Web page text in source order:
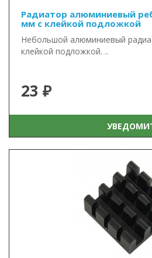
Радиатор алюминиевый
мм с клейкой подложкой
Небольшой алюминиевый
клейкой подложкой. ..
23 ₽